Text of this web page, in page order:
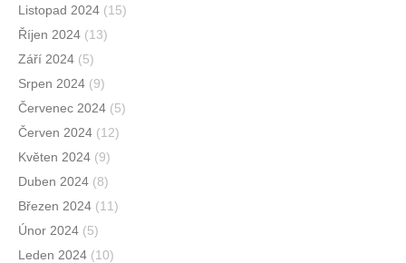
Listopad 2024 (15)
Říjen 2024 (13)
Září 2024 (5)
Srpen 2024 (9)
Červenec 2024 (5)
Červen 2024 (12)
Květen 2024 (9)
Duben 2024 (8)
Březen 2024 (11)
Únor 2024 (5)
Leden 2024 (10)